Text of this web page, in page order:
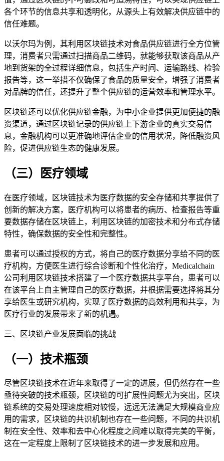
各个环节的信息共享和透明化，从源头上有效解决供应链中的
信任难题。
以沃尔玛为例，其利用区块链技术对食品供应链进行全方位管
理，消费者只需通过扫描商品二维码，就能够获取该商品从产
地到货架的全过程详细信息，包括生产时间、运输路线、检验
报告等，这一举措不仅确保了食品的质量安全，增强了消费者
对品牌的信任，还提升了整个供应链的运营效率和管理水平。
区块链还可以优化供应链金融，为中小企业提供更加便捷的融
资渠道，通过区块链记录的供应链上下游企业的真实交易信
息，金融机构可以更准确地评估企业的信用状况，降低融资风
险，促进供应链生态的健康发展。
（三）医疗领域
在医疗领域，区块链技术为医疗数据的安全存储和共享提供了
创新的解决方案，医疗机构可以将患者的病历、检查报告等重
要数据存储在区块链上，利用区块链的加密技术和分布式存储
特性，确保数据的安全性和完整性。
患者可以通过授权的方式，将自己的医疗数据分享给不同的医
疗机构，方便医生进行综合诊断和个性化治疗，Medicalchain
公司利用区块链技术搭建了一个医疗数据共享平台，患者可以
在该平台上自主管理自己的医疗数据，并根据需要选择将其分
享给医生或研究机构，实现了医疗数据的高效利用和共享，为
医疗行业的发展带来了新的机遇。
三、区块链产业发展面临的挑战
（一）技术瓶颈
尽管区块链技术在近年来取得了一定的进展，但仍然存在一些
亟待突破的技术瓶颈，区块链的可扩展性问题尤为突出，区块
链系统的交易处理速度相对较慢，远远无法满足大规模商业应
用的需求，区块链的共识机制也存在一些问题，不同的共识机
制在安全性、效率和去中心化程度之间难以取得完美的平衡，
这在一定程度上限制了区块链技术的进一步发展和应用。